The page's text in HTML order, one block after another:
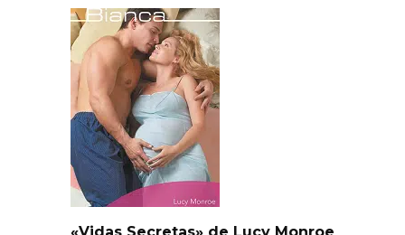
«Vidas Secretas» de Lucy Monroe